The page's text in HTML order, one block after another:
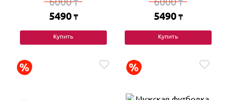
₸
5490 ₸
Купить
₸
5490 ₸
Купить